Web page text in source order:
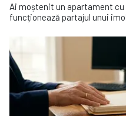
Ai moștenit un apartament
funcționează partajul unui